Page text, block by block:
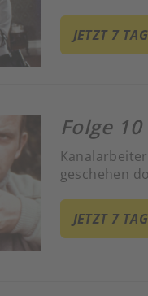
JETZT 7
Folge
geschehen
JETZT 7